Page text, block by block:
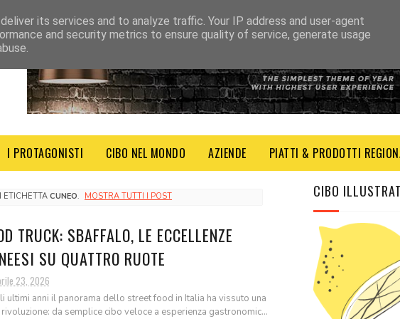
I PROTAGONISTI CIBO NEL MONDO AZIENDE PIATTI & PRODOTTI
ETICHETTA CUNEO. MOSTRA TUTTI I POST
TRUCK: SBAFFALO, LE ECCELLENZE
SU QUATTRO RUOTE
23, 2026
ultimi anni il panorama dello street food in Italia ha vissuto una
da semplice cibo veloce a esperienza gastronomic...
CIBO
its services and to analyze traffic. Your IP address and user-agent
and security metrics to ensure quality of service, generate usage